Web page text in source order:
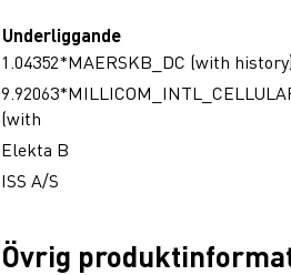
Underliggande
1.04352*MAERSKB_DC (with
(with
Elekta B
ISS A/S
Övrig